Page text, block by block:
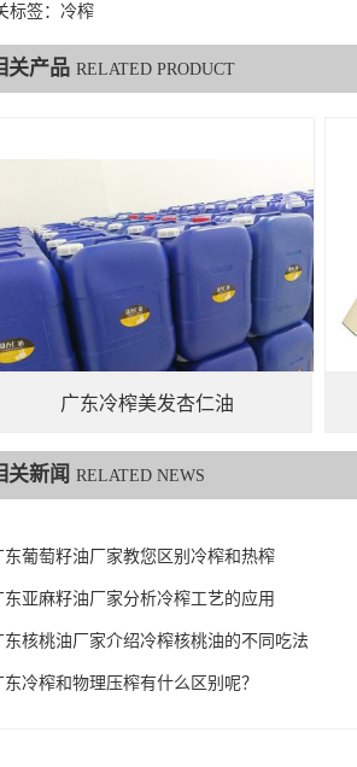
标签：冷榨
关产品 RELATED PRODUCT
广东冷榨美发杏仁油
关新闻 RELATED NEWS
东葡萄籽油厂家教您区别冷榨和热榨
东亚麻籽油厂家分析冷榨工艺的应用
东核桃油厂家介绍冷榨核桃油的不同吃法
东冷榨和物理压榨有什么区别呢？